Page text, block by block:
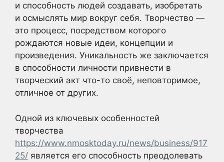
и способность людей создавать, изобретать
и осмыслять мир вокруг себя. Творчество —
это процесс, посредством которого
рождаются новые идеи, концепции и
произведения. Уникальность же заключается
в способности личности привнести в
творческий акт что-то своё, неповторимое,
отличное от других.
Одной из ключевых особенностей
творчества
https://www.nmosktoday.ru/news/business/917
25/ является его способность преодолевать